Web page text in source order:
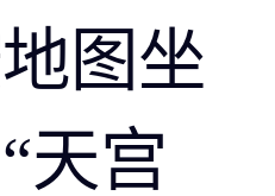
图坐
天宫